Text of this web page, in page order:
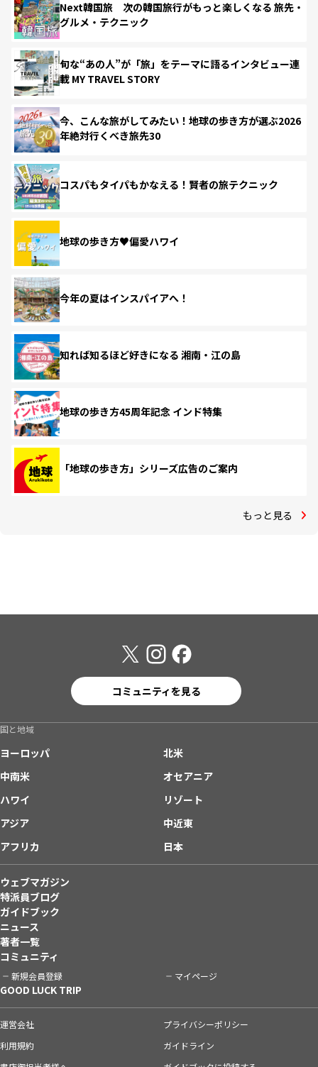
Next韓国旅 次の韓国旅行がもっと楽しくなる 旅先・
グルメ・テクニック
旬な“あの人”が「旅」をテーマに語るインタビュー連
載 MY TRAVEL STORY
今、こんな旅がしてみたい！地球の歩き方が選ぶ2026
年絶対行くべき旅先30
コスパもタイパもかなえる！賢者の旅テクニック
地球の歩き方♥偏愛ハワイ
今年の夏はインスパイアへ！
知れば知るほど好きになる 湘南・江の島
地球の歩き方45周年記念 インド特集
「地球の歩き方」シリーズ広告のご案内
もっと見る
コミュニティを見る
国と地域
ヨーロッパ
北米
中南米
オセアニア
ハワイ
リゾート
アジア
中近東
アフリカ
日本
ウェブマガジン
特派員ブログ
ガイドブック
ニュース
著者一覧
コミュニティ
新規会員登録 マイページ
GOOD LUCK TRIP
運営会社
プライバシーポリシー
利用規約
ガイドライン